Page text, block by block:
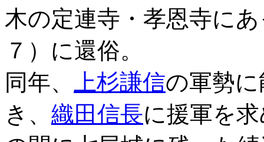
木の定連寺・孝恩寺に
７）に還俗。
同年、
上杉謙信の軍勢
き、 織田信長に援軍を